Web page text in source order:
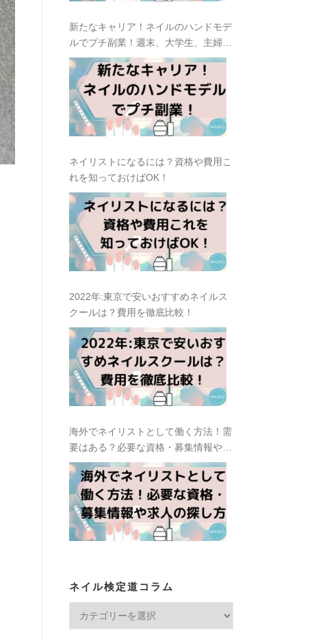
新たなキャリア！ネイルのハンドモデ
ルでプチ副業！週末、大学生、主婦に
おすすめ
ネイリストになるには？資格や費用こ
れを知っておけばOK！
2022年:東京で安いおすすめネイルス
クールは？費用を徹底比較！
海外でネイリストとして働く方法！需
要はある？必要な資格・募集情報や求
人の探し方
ネイル検定道コラム